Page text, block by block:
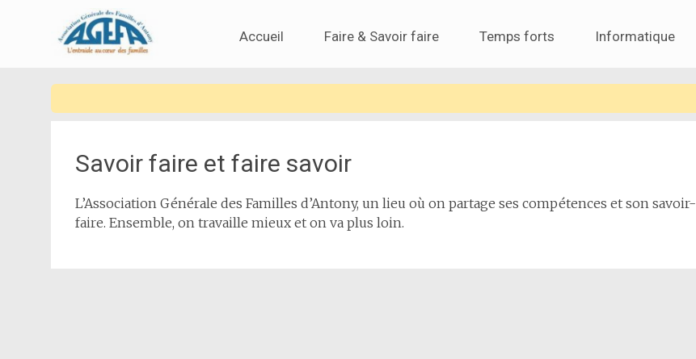
AGEFA
to
Accueil Faire & Savoir faire Temps forts Informatique
Savoir faire et faire savoir
L’Association Générale des Familles d’Antony, un lieu où on partage ses compétences et son savoir-
faire. Ensemble, on travaille mieux et on va plus loin.